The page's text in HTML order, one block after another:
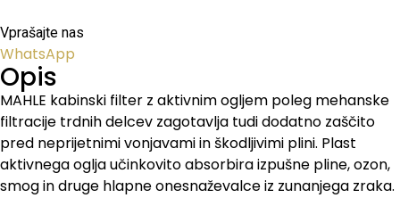
Vprašajte nas
WhatsApp
Opis
MAHLE kabinski filter z aktivnim ogljem poleg mehanske
filtracije trdnih delcev zagotavlja tudi dodatno zaščito
pred neprijetnimi vonjavami in škodljivimi plini. Plast
aktivnega oglja učinkovito absorbira izpušne pline, ozon,
smog in druge hlapne onesnaževalce iz zunanjega zraka.